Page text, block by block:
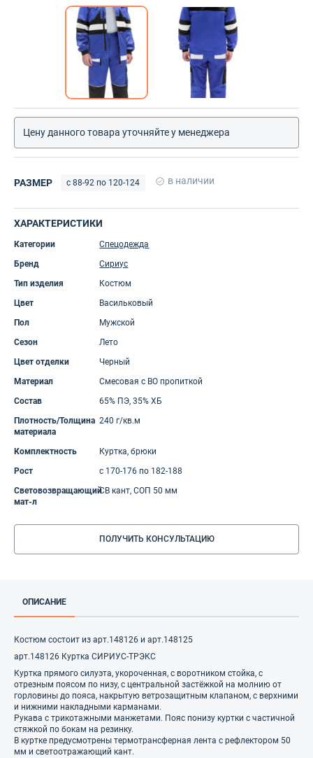
Цену данного товара уточняйте у менеджера
РАЗМЕР с 88-92 по 120-124 в наличии
ХАРАКТЕРИСТИКИ
Категории
Спецодежда
Бренд
Сириус
Тип изделия
Костюм
Цвет
Васильковый
Пол
Мужской
Сезон
Лето
Цвет отделки
Черный
Материал
Смесовая с ВО пропиткой
Состав
65% ПЭ, 35% ХБ
Плотность/Толщина
материала
240 г/кв.м
Комплектность
Куртка, брюки
Рост
с 170-176 по 182-188
Световозвращающий
мат-л
СВ кант, СОП 50 мм
ПОЛУЧИТЬ КОНСУЛЬТАЦИЮ
ОПИСАНИЕ
Костюм состоит из арт.148126 и арт.148125
арт.148126 Куртка СИРИУС-ТРЭКС
Куртка прямого силуэта, укороченная, с воротником стойка, с
отрезным поясом по низу, с центральной застёжкой на молнию от
горловины до пояса, накрытую ветрозащитным клапаном, с верхними
и нижними накладными карманами.
Рукава с трикотажными манжетами. Пояс понизу куртки с частичной
стяжкой по бокам на резинку.
В куртке предусмотрены термотрансферная лента с рефлектором 50
мм и светоотражающий кант.